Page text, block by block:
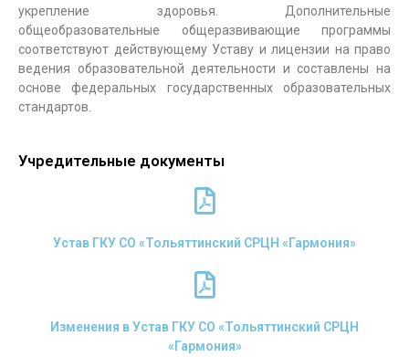
укрепление здоровья. Дополнительные
общеобразовательные общеразвивающие программы
соответствуют действующему Уставу и лицензии на право
ведения образовательной деятельности и составлены на
основе федеральных государственных образовательных
стандартов.
Учредительные документы
Устав ГКУ СО «Тольяттинский СРЦН «Гармония»
Изменения в Устав ГКУ СО «Тольяттинский СРЦН
«Гармония»